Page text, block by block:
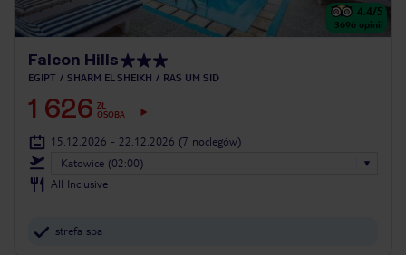
4.4/5
3696 opinii
Falcon Hills
EGIPT SHARM EL SHEIKH RAS UM SID
1 626 ZŁ
OSOBA
15.12.2026 - 22.12.2026 (7 noclegów)
Katowice (02:00)
All Inclusive
strefa spa